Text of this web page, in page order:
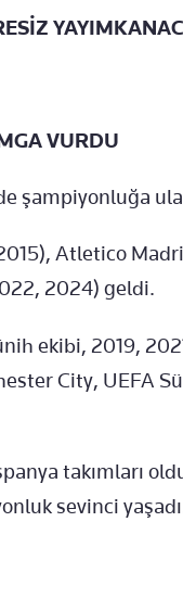
VURDU
şampiyonluğa
Atletico
2024) geldi.
ekibi, 2019,
City, UEFA
takımları
sevinci